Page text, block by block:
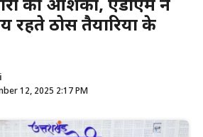
की आशंका, एडीएम ने
रहते ठोस तैयारियों के
12, 2025 2:17 PM